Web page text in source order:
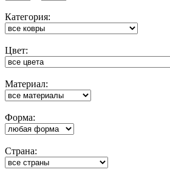
Категория:
Цвет:
Материал:
Форма:
Cтрана: